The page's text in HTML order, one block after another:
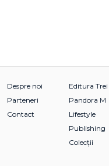
Despre noi
Parteneri
Contact
Editura Trei
Pandora M
Lifestyle
Publishing
Colecții